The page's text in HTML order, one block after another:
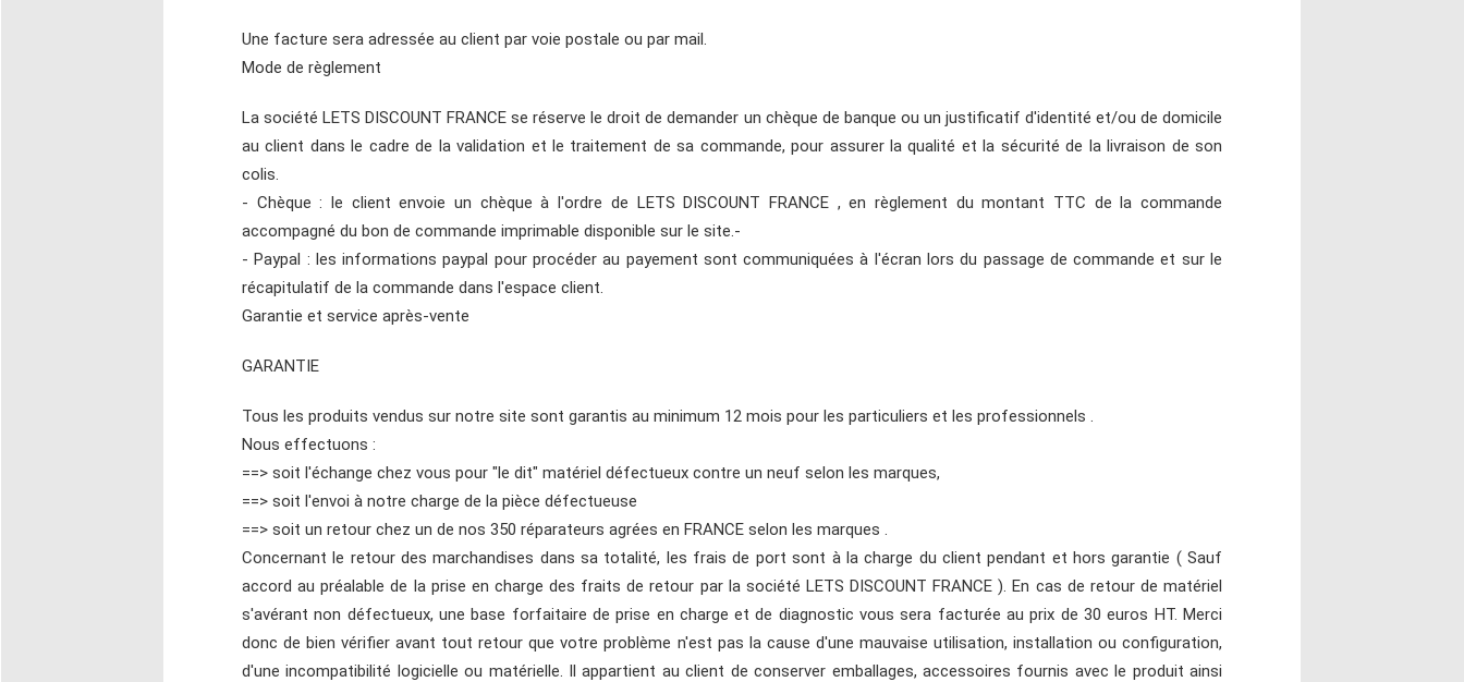
Une facture sera adressée au client par voie postale ou par mail.
Mode de règlement
La société LETS DISCOUNT FRANCE se réserve le droit de demander un chèque de banque ou un justificatif d'identité et/ou de domicile
au client dans le cadre de la validation et le traitement de sa commande, pour assurer la qualité et la sécurité de la livraison de son
colis.
- Chèque : le client envoie un chèque à l'ordre de LETS DISCOUNT FRANCE , en règlement du montant TTC de la commande
accompagné du bon de commande imprimable disponible sur le site.-
- Paypal : les informations paypal pour procéder au payement sont communiquées à l'écran lors du passage de commande et sur le
récapitulatif de la commande dans l'espace client.
Garantie et service après-vente
GARANTIE
Tous les produits vendus sur notre site sont garantis au minimum 12 mois pour les particuliers et les professionnels .
Nous effectuons :
==> soit l'échange chez vous pour "le dit" matériel défectueux contre un neuf selon les marques,
==> soit l'envoi à notre charge de la pièce défectueuse
==> soit un retour chez un de nos 350 réparateurs agrées en FRANCE selon les marques .
Concernant le retour des marchandises dans sa totalité, les frais de port sont à la charge du client pendant et hors garantie ( Sauf
accord au préalable de la prise en charge des fraits de retour par la société LETS DISCOUNT FRANCE ). En cas de retour de matériel
s'avérant non défectueux, une base forfaitaire de prise en charge et de diagnostic vous sera facturée au prix de 30 euros HT. Merci
donc de bien vérifier avant tout retour que votre problème n'est pas la cause d'une mauvaise utilisation, installation ou configuration,
d'une incompatibilité logicielle ou matérielle. Il appartient au client de conserver emballages, accessoires fournis avec le produit ainsi